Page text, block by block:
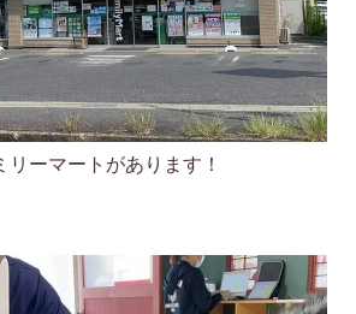
ーマートがあります！